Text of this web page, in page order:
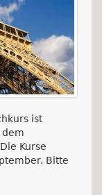
ist
dem
Kurse
Bitte